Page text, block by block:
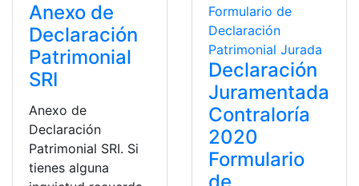
Anexo de
Declaración
Patrimonial
SRI
Anexo de
Declaración
Patrimonial SRI. Si
tienes alguna
Declaración
Juramentada
Contraloría
2020
Formulario